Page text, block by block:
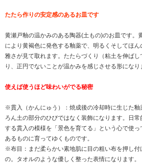
たたら作りの安定感のあるお皿です
黄瀬戸釉の温かみのある陶器(土もの)のお皿です。
により黄褐色に発色する釉薬で、明るくそしてほ
雅さが見て取れます。たたらづくり（粘土を伸ば
り、正円でないことが温かみを感じさせる形になり
使えば使うほど味わいがでる秘密
※貫入（かんにゅう）：焼成後の冷却時に生じた釉
ろん土の部分のひびではなく装飾になります。日
する貫入の模様を「景色を育てる」という心で使
あるものに育ってゆくものです。
※布目：まだ柔らかい素地肌に目の粗い布を押し付
の。タオルのような優しく整った表情になります。